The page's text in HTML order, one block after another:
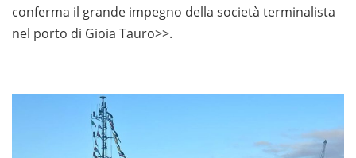
conferma il grande impegno della società terminalista
nel porto di Gioia Tauro>>.